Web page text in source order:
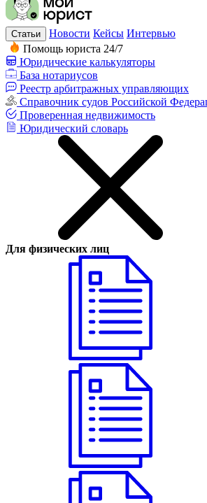
Статьи Новости Кейсы Интервью
Помощь юриста 24/7
Юридические калькуляторы
База нотариусов
Реестр арбитражных управляющих
Справочник судов Российской
Проверенная недвижимость
Юридический словарь
Для физических лиц